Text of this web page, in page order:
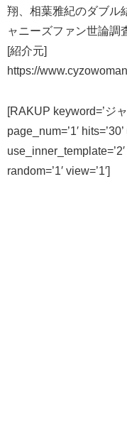
翔、相葉雅紀のダブル
ャニーズファン世論調
[紹介元]
https://
[RAKUP keyword=’ジ
page_num=’1′
random=’1′ view=’1′]